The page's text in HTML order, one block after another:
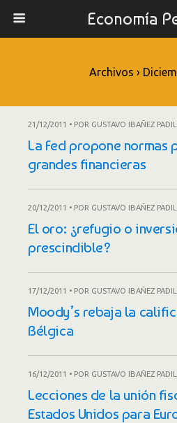
Economía
Archivos ›
21/12/2011 • POR GUSTAVO IBAÑEZ
La Fed propone normas
grandes financieras
20/12/2011 • POR GUSTAVO IBAÑEZ
El oro: ¿refugio o
prescindible?
17/12/2011 • POR GUSTAVO IBAÑEZ
Moody’s rebaja la
Bélgica
16/12/2011 • POR GUSTAVO IBAÑEZ
Lecciones de la unión
Estados Unidos para